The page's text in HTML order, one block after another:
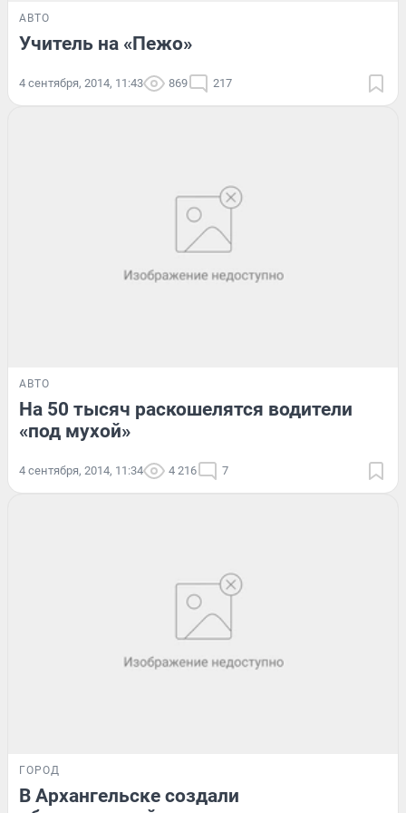
АВТО
Учитель на «Пежо»
4 сентября, 2014, 11:43 869 217
АВТО
На 50 тысяч раскошелятся водители
«под мухой»
4 сентября, 2014, 11:34 4 216 7
ГОРОД
В Архангельске создали